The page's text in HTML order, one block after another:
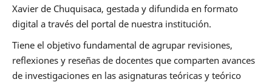
Xavier de Chuquisaca, gestada y difundida en formato
digital a través del portal de nuestra institución.
Tiene el objetivo fundamental de agrupar revisiones,
reflexiones y reseñas de docentes que comparten avances
de investigaciones en las asignaturas teóricas y teórico